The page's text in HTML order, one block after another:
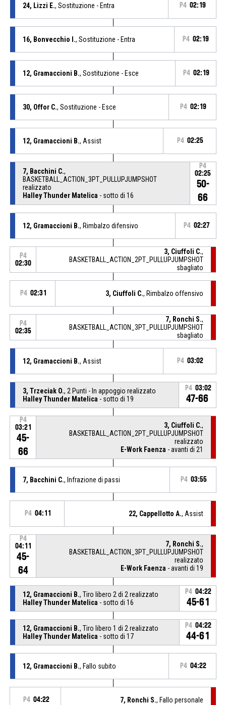
24, Lizzi E., Sostituzione - Entra P4 02:19
16, Bonvecchio I., Sostituzione - Entra P4 02:19
12, Gramaccioni B., Sostituzione - Esce P4 02:19
30, Offor C., Sostituzione - Esce P4 02:19
12, Gramaccioni B., Assist P4 02:25
7, Bacchini C.,
BASKETBALL_ACTION_3PT_PULLUPJUMPSHOT
realizzato
Halley Thunder Matelica - sotto di 16
P4
02:25
50-
66
12, Gramaccioni B., Rimbalzo difensivo P4 02:27
P4
02:30
3, Ciuffoli C.,
BASKETBALL_ACTION_2PT_PULLUPJUMPSHOT
sbagliato
P4 02:31 3, Ciuffoli C., Rimbalzo offensivo
P4
02:35
7, Ronchi S.,
BASKETBALL_ACTION_3PT_PULLUPJUMPSHOT
sbagliato
12, Gramaccioni B., Assist P4 03:02
3, Trzeciak O., 2 Punti - In appoggio realizzato
Halley Thunder Matelica - sotto di 19
P4 03:02
47-66
P4
03:21
45-
66
3, Ciuffoli C.,
BASKETBALL_ACTION_2PT_PULLUPJUMPSHOT
realizzato
E-Work Faenza - avanti di 21
7, Bacchini C., Infrazione di passi P4 03:55
P4 04:11 22, Cappellotto A., Assist
P4
04:11
45-
64
7, Ronchi S.,
BASKETBALL_ACTION_3PT_PULLUPJUMPSHOT
realizzato
E-Work Faenza - avanti di 19
12, Gramaccioni B., Tiro libero 2 di 2 realizzato
Halley Thunder Matelica - sotto di 16
P4 04:22
45-61
12, Gramaccioni B., Tiro libero 1 di 2 realizzato
Halley Thunder Matelica - sotto di 17
P4 04:22
44-61
12, Gramaccioni B., Fallo subito P4 04:22
P4 04:22 7, Ronchi S., Fallo personale